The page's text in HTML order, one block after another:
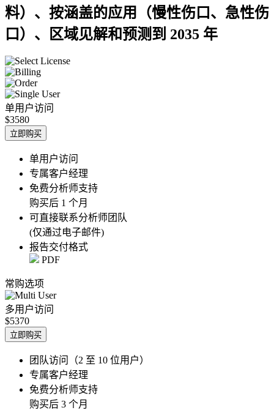
料）、按涵盖的应用（慢性伤口、急性伤
口）、区域见解和预测到 2035 年
单用户访问
$3580
立即购买
单用户访问
专属客户经理
免费分析师支持
购买后 1 个月
可直接联系分析师团队
(仅通过电子邮件)
报告交付格式
PDF
常购选项
多用户访问
$5370
立即购买
团队访问（2 至 10 位用户）
专属客户经理
免费分析师支持
购买后 3 个月